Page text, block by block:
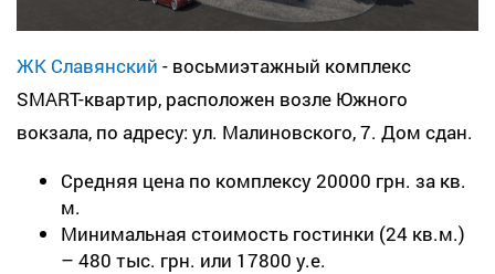
ЖК Славянский - восьмиэтажный комплекс
SMART-квартир, расположен возле Южного
вокзала, по адресу: ул. Малиновского, 7. Дом сдан.
Средняя цена по комплексу 20000 грн. за кв.
м.
Минимальная стоимость гостинки (24 кв.м.)
– 480 тыс. грн. или 17800 у.е.